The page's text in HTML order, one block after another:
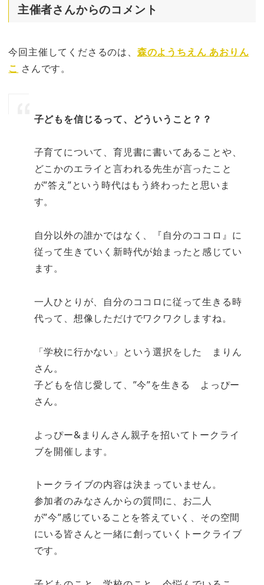
主催者さんからのコメント
今回主催してくださるのは、 森のようちえん あおりん
こ さんです。
子どもを信じるって、どういうこと？？
子育てについて、育児書に書いてあることや、
どこかのエライと言われる先生が言ったこと
が”答え”という時代はもう終わったと思いま
す。
自分以外の誰かではなく、『自分のココロ』に
従って生きていく新時代が始まったと感じてい
ます。
一人ひとりが、自分のココロに従って生きる時
代って、想像しただけでワクワクしますね。
「学校に行かない」という選択をした まりん
さん。
子どもを信じ愛して、”今”を生きる よっぴー
さん。
よっぴー&まりんさん親子を招いてトークライ
ブを開催します。
トークライブの内容は決まっていません。
参加者のみなさんからの質問に、お二人
が”今”感じていることを答えていく、その空間
にいる皆さんと一緒に創っていくトークライブ
です。